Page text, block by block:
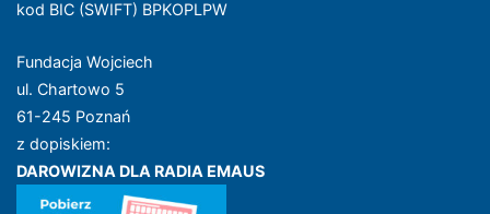
kod BIC (SWIFT) BPKOPLPW
Fundacja Wojciech
ul. Chartowo 5
61-245 Poznań
z dopiskiem:
DAROWIZNA DLA RADIA EMAUS